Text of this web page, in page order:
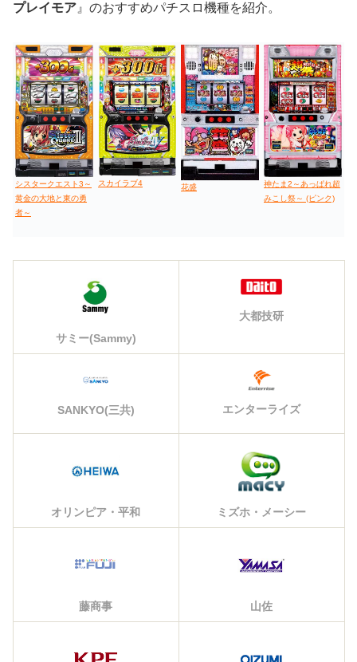
プレイモア 』のおすすめパチスロ機種を紹介。
シスタークエスト3～
黄金の大地と東の勇
者～
スカイラブ4 花盛
神たま2～あっぱれ超
みこし祭～ (ピンク)
サミー(Sammy)
大都技研
SANKYO(三共) エンターライズ
オリンピア・平和 ミズホ・メーシー
藤商事 山佐